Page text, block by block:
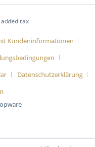
tax
Kundeninformationen
Datenschutzerklärung